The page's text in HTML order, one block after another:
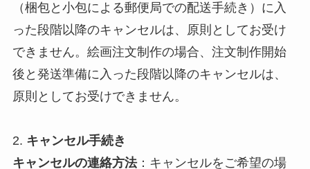
（梱包と小包による郵便局での配送手続き）に入
った段階以降のキャンセルは、原則としてお受け
できません。絵画注文制作の場合、注文制作開始
後と発送準備に入った段階以降のキャンセルは、
原則としてお受けできません。
2. キャンセル手続き
キャンセルの連絡方法：キャンセルをご希望の場